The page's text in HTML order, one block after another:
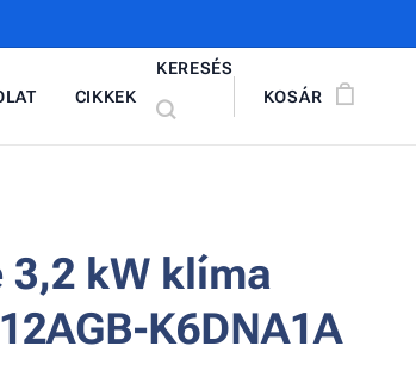
CIKKEK
KERESÉS
KOSÁR
3,2 kW klíma
K6DNA1A